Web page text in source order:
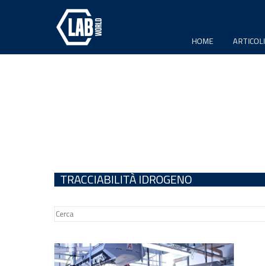
HOME ARTICOLI
TRACCIABILITÀ IDROGENO